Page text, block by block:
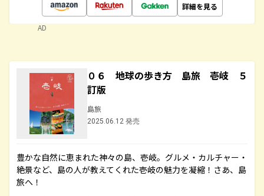
詳細を見る
AD
０６ 地球の歩き方 島旅 壱岐 ５
訂版
島旅
2025.06.12 発売
豊かな自然に恵まれた神々の島、壱岐。グルメ・カルチャー・
絶景など、島の人が教えてくれた壱岐の魅力を凝縮！さあ、島
旅へ！